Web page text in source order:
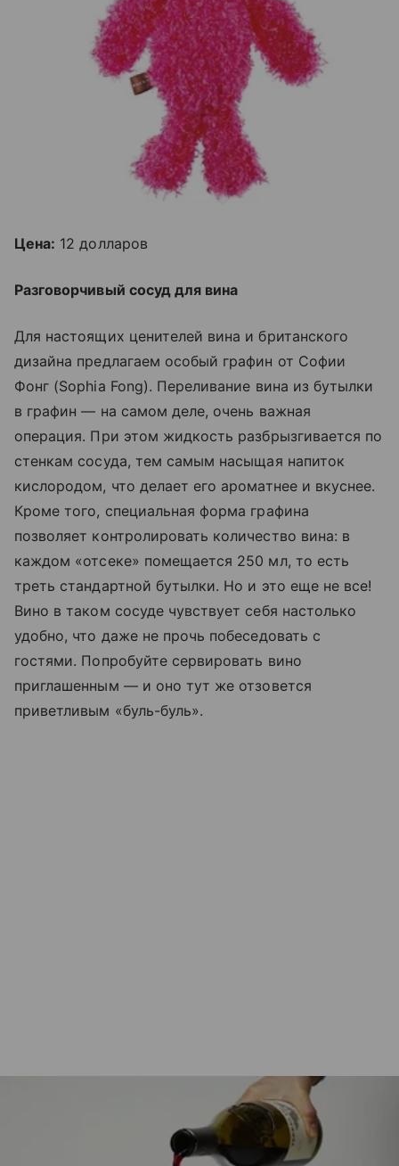
Цена: 12 долларов
Разговорчивый сосуд для вина
Для настоящих ценителей вина и британского
дизайна предлагаем особый графин от Софии
Фонг (Sophia Fong). Переливание вина из бутылки
в графин — на самом деле, очень важная
операция. При этом жидкость разбрызгивается по
стенкам сосуда, тем самым насыщая напиток
кислородом, что делает его ароматнее и вкуснее.
Кроме того, специальная форма графина
позволяет контролировать количество вина: в
каждом «отсеке» помещается 250 мл, то есть
треть стандартной бутылки. Но и это еще не все!
Вино в таком сосуде чувствует себя настолько
удобно, что даже не прочь побеседовать с
гостями. Попробуйте сервировать вино
приглашенным — и оно тут же отзовется
приветливым «буль-буль».